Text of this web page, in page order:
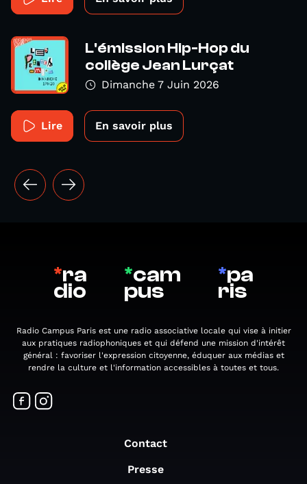
L'émission Hip-Hop du
collège Jean Lurçat
Dimanche 7 Juin 2026
Lire En savoir plus
*ra
dio
*cam
pus
*pa
ris
Radio Campus Paris est une radio associative locale qui vise à initier
aux pratiques radiophoniques et qui défend une mission d'intérêt
général : favoriser l'expression citoyenne, éduquer aux médias et
rendre la culture et l'information accessibles à toutes et tous.
Contact
Presse